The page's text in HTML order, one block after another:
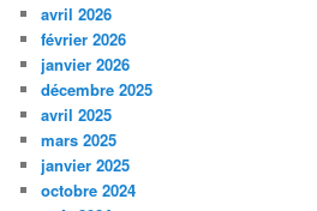
avril 2026
février 2026
janvier 2026
décembre 2025
avril 2025
mars 2025
janvier 2025
octobre 2024